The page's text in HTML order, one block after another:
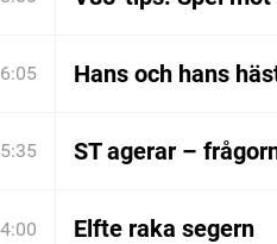
Hans och hans
ST agerar –
Elfte raka segern